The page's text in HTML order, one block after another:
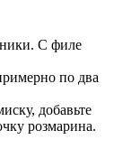
С филе
по два
добавьте
розмарина.